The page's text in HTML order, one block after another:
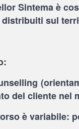
Sintema è
sul
del cliente
è variabile: